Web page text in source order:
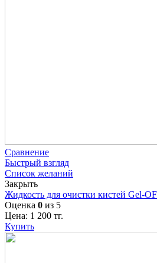
Сравнение
Быстрый взгляд
Список желаний
Закрыть
Жидкость для очистки кистей Gel-
Оценка 0 из 5
Цена: 1 200 тг.
Купить